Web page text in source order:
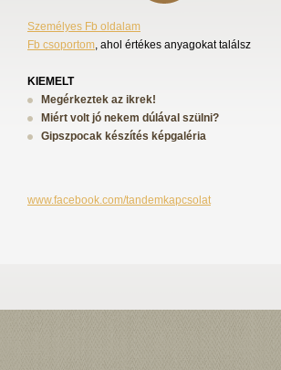
Személyes Fb oldalam
Fb csoportom, ahol értékes anyagokat találsz
KIEMELT
Megérkeztek az ikrek!
Miért volt jó nekem dúlával szülni?
Gipszpocak készítés képgaléria
www.facebook.com/tandemkapcsolat